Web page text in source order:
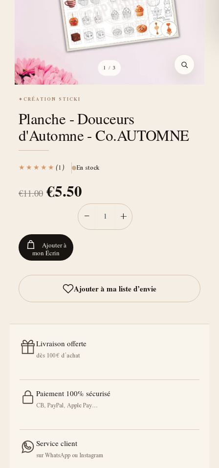
1 / 3
✦CRÉATION STICKI
Planche - Douceurs
d'Automne - Co.AUTOMNE
★★★★★(1) En stock
€11.00 €5.50
− +
Ajouter à
mon Écrin
Livraison offerte
dès 100 € d’achat
Paiement 100% sécurisé
CB, PayPal, Apple Pay…
Service client
sur WhatsApp ou Instagram